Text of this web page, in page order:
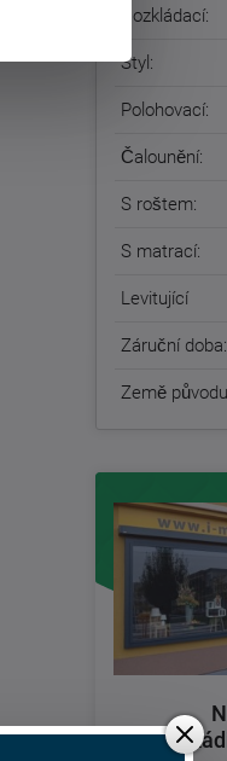
Rozkládací:
Styl:
Polohovací:
Čalounění:
S roštem:
S matrací:
Levitující
Záruční doba:
Země